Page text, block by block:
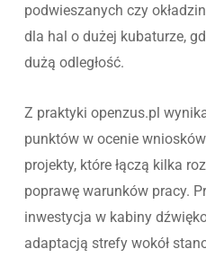
podwieszanych czy
dla hal o dużej kubaturze,
dużą odległość.
Z praktyki openzus.pl
punktów w ocenie
projekty, które łączą kilka
poprawę warunków pracy.
inwestycja w kabiny
adaptacją strefy wokół